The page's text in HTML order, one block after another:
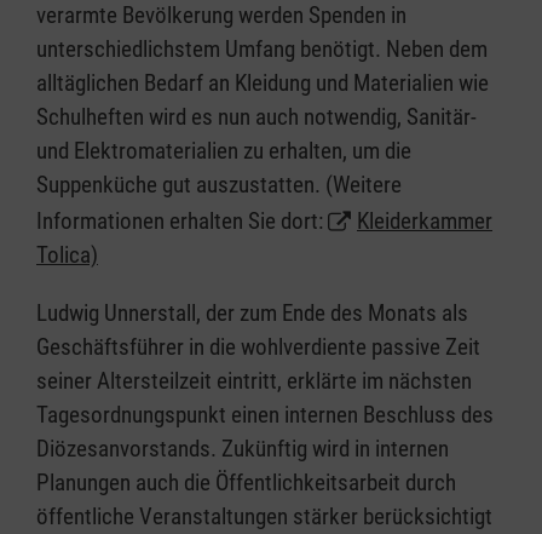
verarmte Bevölkerung werden Spenden in
unterschiedlichstem Umfang benötigt. Neben dem
alltäglichen Bedarf an Kleidung und Materialien wie
Schulheften wird es nun auch notwendig, Sanitär-
und Elektromaterialien zu erhalten, um die
Suppenküche gut auszustatten. (Weitere
Informationen erhalten Sie dort:
Kleiderkammer
Tolica)
Ludwig Unnerstall, der zum Ende des Monats als
Geschäftsführer in die wohlverdiente passive Zeit
seiner Altersteilzeit eintritt, erklärte im nächsten
Tagesordnungspunkt einen internen Beschluss des
Diözesanvorstands. Zukünftig wird in internen
Planungen auch die Öffentlichkeitsarbeit durch
öffentliche Veranstaltungen stärker berücksichtigt